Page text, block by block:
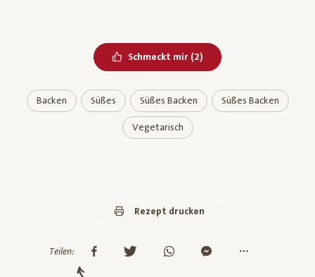
Schmeckt mir Bereits geliked
(2)
Backen Süßes Süßes Backen Süßes Backen
Vegetarisch
Rezept drucken
Teilen: